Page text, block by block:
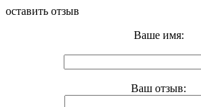
оставить отзыв
Ваше имя:
Ваш отзыв: